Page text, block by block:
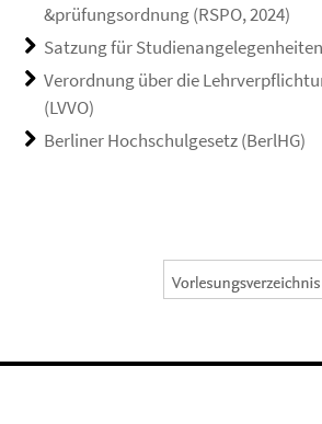
&prüfungsordnung (RSPO, 2024)
Satzung für
Verordnung über die
(LVVO)
Berliner Hochschulgesetz (BerlHG)